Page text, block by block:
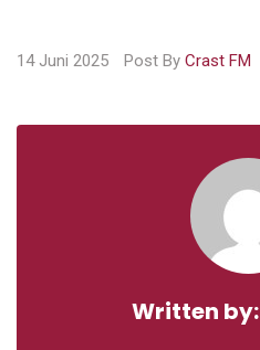
14 Juni 2025 Post By Crast FM
Written by: